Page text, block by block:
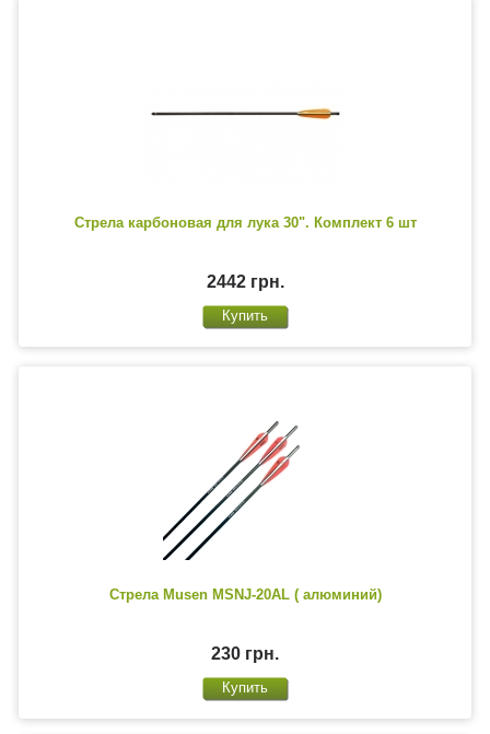
Стрела карбоновая для лука 30". Комплект 6 шт
2442 грн.
Стрела Musen MSNJ-20AL ( алюминий)
230 грн.